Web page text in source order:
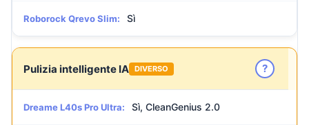
Roborock Qrevo Slim: Sì
Pulizia intelligente IA DIVERSO ?
Dreame L40s Pro Ultra: Sì, CleanGenius 2.0